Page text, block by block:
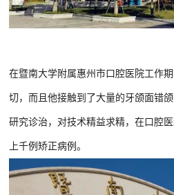
在暨南大学附属惠州市口腔医院工作
切，而且他接触到了大量的牙颌面错
研究诊治，对技术精益求精，在口腔
上千例矫正病例。